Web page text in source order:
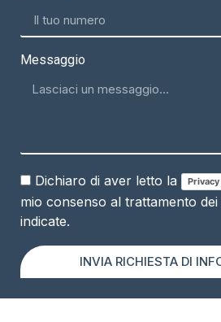
Messaggio
Dichiaro di aver letto la
mio consenso al trattamento
indicate.
INVIA RICHIESTA DI